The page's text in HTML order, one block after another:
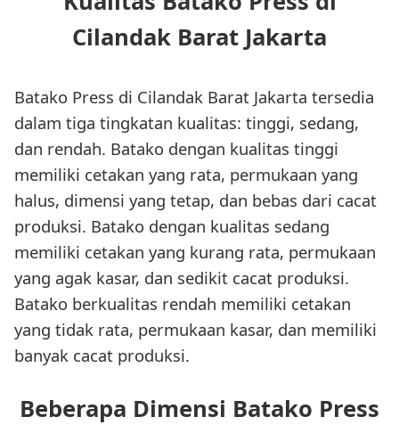
Cilandak Barat Jakarta
Batako Press di Cilandak Barat Jakarta tersedia
dalam tiga tingkatan kualitas: tinggi, sedang,
dan rendah. Batako dengan kualitas tinggi
memiliki cetakan yang rata, permukaan yang
halus, dimensi yang tetap, dan bebas dari cacat
produksi. Batako dengan kualitas sedang
memiliki cetakan yang kurang rata, permukaan
yang agak kasar, dan sedikit cacat produksi.
Batako berkualitas rendah memiliki cetakan
yang tidak rata, permukaan kasar, dan memiliki
banyak cacat produksi.
Beberapa Dimensi Batako Press